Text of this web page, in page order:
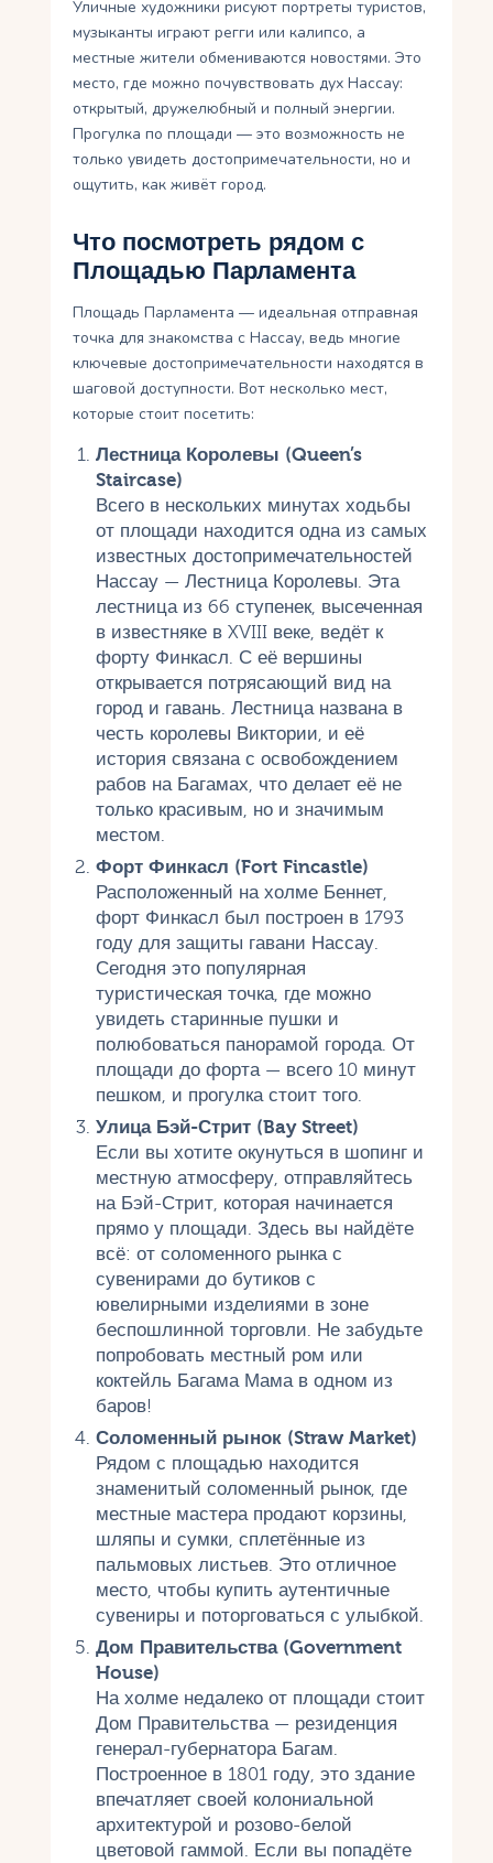
Уличные художники рисуют портреты туристов,
музыканты играют регги или калипсо, а
местные жители обмениваются новостями. Это
место, где можно почувствовать дух Нассау:
открытый, дружелюбный и полный энергии.
Прогулка по площади — это возможность не
только увидеть достопримечательности, но и
ощутить, как живёт город.
Что посмотреть рядом с
Площадью Парламента
Площадь Парламента — идеальная отправная
точка для знакомства с Нассау, ведь многие
ключевые достопримечательности находятся в
шаговой доступности. Вот несколько мест,
которые стоит посетить:
Лестница Королевы (Queen’s
Staircase)
Всего в нескольких минутах ходьбы
от площади находится одна из самых
известных достопримечательностей
Нассау — Лестница Королевы. Эта
лестница из 66 ступенек, высеченная
в известняке в XVIII веке, ведёт к
форту Финкасл. С её вершины
открывается потрясающий вид на
город и гавань. Лестница названа в
честь королевы Виктории, и её
история связана с освобождением
рабов на Багамах, что делает её не
только красивым, но и значимым
местом.
Форт Финкасл (Fort Fincastle)
Расположенный на холме Беннет,
форт Финкасл был построен в 1793
году для защиты гавани Нассау.
Сегодня это популярная
туристическая точка, где можно
увидеть старинные пушки и
полюбоваться панорамой города. От
площади до форта — всего 10 минут
пешком, и прогулка стоит того.
Улица Бэй-Стрит (Bay Street)
Если вы хотите окунуться в шопинг и
местную атмосферу, отправляйтесь
на Бэй-Стрит, которая начинается
прямо у площади. Здесь вы найдёте
всё: от соломенного рынка с
сувенирами до бутиков с
ювелирными изделиями в зоне
беспошлинной торговли. Не забудьте
попробовать местный ром или
коктейль Багама Мама в одном из
баров!
Соломенный рынок (Straw Market)
Рядом с площадью находится
знаменитый соломенный рынок, где
местные мастера продают корзины,
шляпы и сумки, сплетённые из
пальмовых листьев. Это отличное
место, чтобы купить аутентичные
сувениры и поторговаться с улыбкой.
Дом Правительства (Government
House)
На холме недалеко от площади стоит
Дом Правительства — резиденция
генерал-губернатора Багам.
Построенное в 1801 году, это здание
впечатляет своей колониальной
архитектурой и розово-белой
цветовой гаммой. Если вы попадёте